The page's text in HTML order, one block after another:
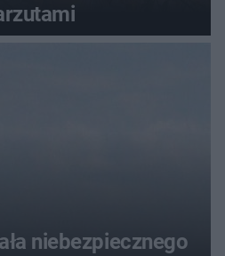
niebezpiecznego